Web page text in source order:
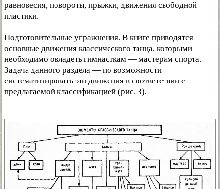
равновесия, повороты, прыжки, движения свободной
пластики.
Подготовительные упражнения. В книге приводятся
основные движения классического танца, которыми
необходимо овладеть гимнасткам — мастерам спорта.
Задача данного раздела — по возможности
систематизировать эти движения в соответствии с
предлагаемой классификацией (рис. 3).